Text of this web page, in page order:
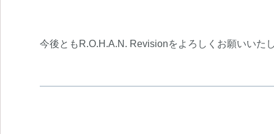
今後ともR.O.H.A.N. Revisionをよろしくお願いいた